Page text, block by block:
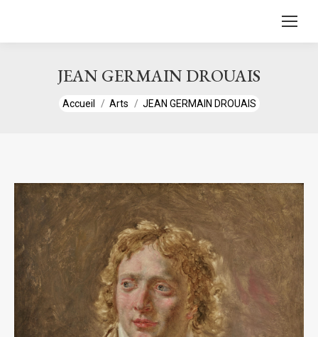
JEAN GERMAIN DROUAIS
Vous êtes ici :
Accueil Arts JEAN GERMAIN DROUAIS